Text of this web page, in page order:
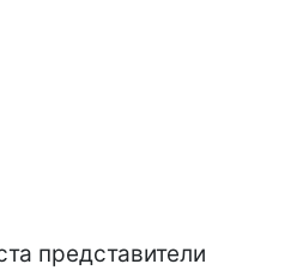
представители